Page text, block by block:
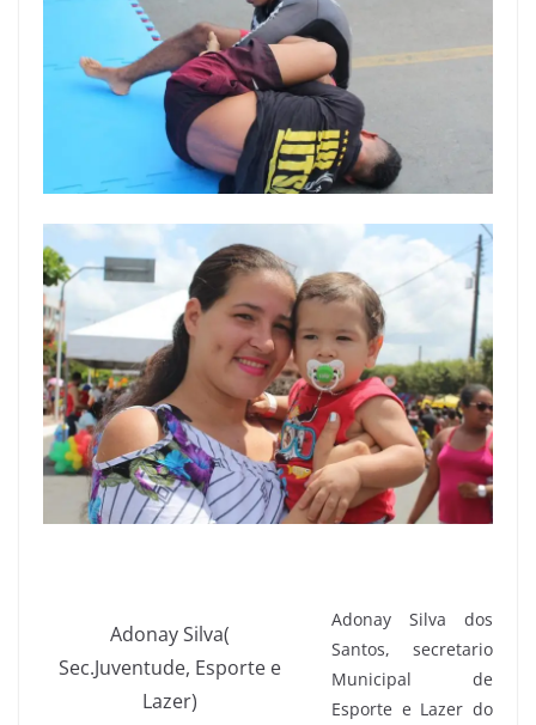
Adonay Silva(
Sec.Juventude, Esporte e
Lazer)
Adonay Silva dos
Santos, secretario
Municipal de
Esporte e Lazer do